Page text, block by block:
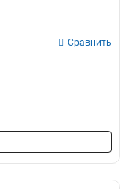
Сравнить